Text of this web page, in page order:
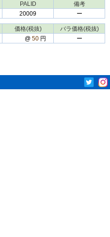
PALID
備考
20009
ー
価格(税抜)
バラ価格(税抜)
@ 50 円 ー